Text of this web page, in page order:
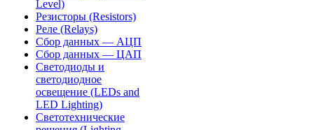
Level)
Резисторы (Resistors)
Реле (Relays)
Сбор данных — АЦП
Сбор данных — ЦАП
Светодиоды и
светодиодное
освещение (LEDs and
LED Lighting)
Светотехнические